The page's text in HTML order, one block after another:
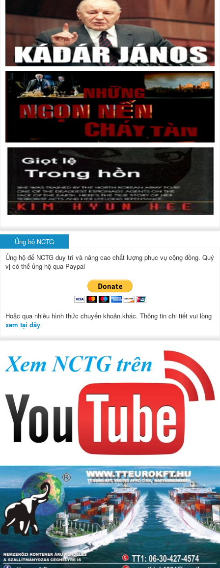
Ủng hộ NCTG
Ủng hộ để NCTG duy trì và nâng cao chất lượng phục vụ cộng đồng. Quý
vị có thể ủng hộ qua Paypal
Hoặc qua nhiều hình thức chuyển khoản.khác. Thông tin chi tiết vui lòng
xem tại đây.